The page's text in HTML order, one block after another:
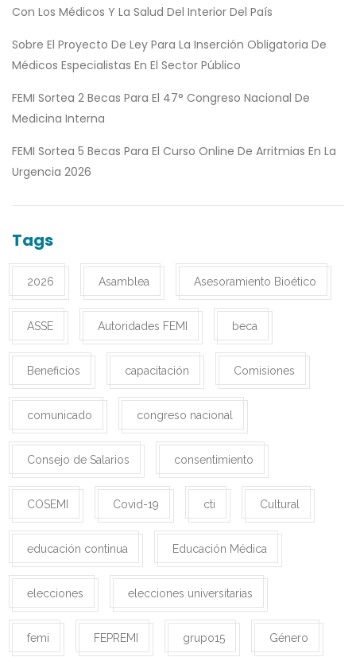
Con Los Médicos Y La Salud Del Interior Del País
Sobre El Proyecto De Ley Para La Inserción Obligatoria De
Médicos Especialistas En El Sector Público
FEMI Sortea 2 Becas Para El 47° Congreso Nacional De
Medicina Interna
FEMI Sortea 5 Becas Para El Curso Online De Arritmias En La
Urgencia 2026
Tags
2026 Asamblea Asesoramiento Bioético
ASSE Autoridades FEMI beca
Beneficios capacitación Comisiones
comunicado congreso nacional
Consejo de Salarios consentimiento
COSEMI Covid-19 cti Cultural
educación continua Educación Médica
elecciones elecciones universitarias
femi FEPREMI grupo15 Género